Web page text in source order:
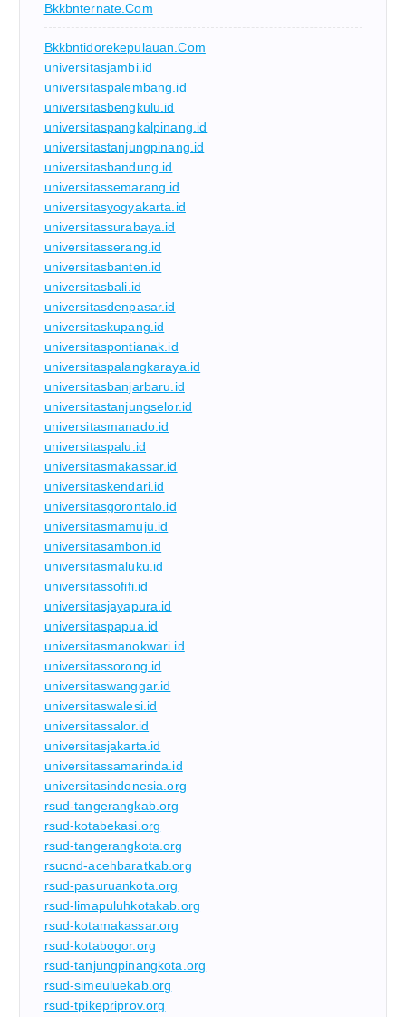
Bkkbnternate.com
Bkkbntidorekepulauan.com
universitasjambi.id
universitaspalembang.id
universitasbengkulu.id
universitaspangkalpinang.id
universitastanjungpinang.id
universitasbandung.id
universitassemarang.id
universitasyogyakarta.id
universitassurabaya.id
universitasserang.id
universitasbanten.id
universitasbali.id
universitasdenpasar.id
universitaskupang.id
universitaspontianak.id
universitaspalangkaraya.id
universitasbanjarbaru.id
universitastanjungselor.id
universitasmanado.id
universitaspalu.id
universitasmakassar.id
universitaskendari.id
universitasgorontalo.id
universitasmamuju.id
universitasambon.id
universitasmaluku.id
universitassofifi.id
universitasjayapura.id
universitaspapua.id
universitasmanokwari.id
universitassorong.id
universitaswanggar.id
universitaswalesi.id
universitassalor.id
universitasjakarta.id
universitassamarinda.id
universitasindonesia.org
rsud-tangerangkab.org
rsud-kotabekasi.org
rsud-tangerangkota.org
rsucnd-acehbaratkab.org
rsud-pasuruankota.org
rsud-limapuluhkotakab.org
rsud-kotamakassar.org
rsud-kotabogor.org
rsud-tanjungpinangkota.org
rsud-simeuluekab.org
rsud-tpikepriprov.org